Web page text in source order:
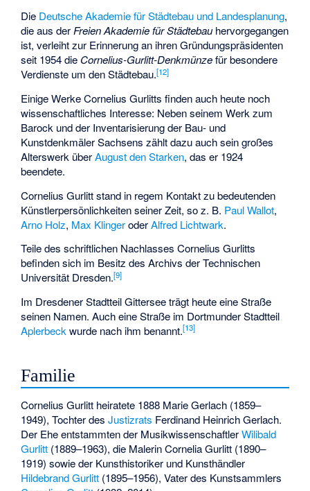
Die Deutsche Akademie für Städtebau und Landesplanung,
die aus derFreien Akademie für Städtebauhervorgegangen
ist, verleiht zur Erinnerung an ihren Gründungspräsidenten
seit 1954 die Cornelius-Gurlitt-Denkmünzefür besondere
Verdienste um den Städtebau.[12]
Einige Werke Cornelius Gurlitts finden auch heute noch
wissenschaftliches Interesse: Neben seinem Werk zum
Barock und der Inventarisierung der Bau- und
Kunstdenkmäler Sachsens zählt dazu auch sein großes
Alterswerk überAugust den Starken, das er 1924
beendete.
Cornelius Gurlitt stand in regem Kontakt zu bedeutenden
Künstlerpersönlichkeiten seiner Zeit, so z. B. Paul Wallot,
Arno Holz, Max KlingeroderAlfred Lichtwark.
Teile des schriftlichen Nachlasses Cornelius Gurlitts
befinden sich im Besitz des Archivs der Technischen
Universität Dresden.[9]
Im Dresdener Stadtteil Gittersee trägt heute eine Straße
seinen Namen. Auch eine Straße im Dortmunder Stadtteil
Aplerbeck wurde nach ihm benannt.[13]
Familie
Cornelius Gurlitt heiratete 1888 Marie Gerlach (1859–
1949), Tochter desJustizrats Ferdinand Heinrich Gerlach.
Der Ehe entstammten der MusikwissenschaftlerWilibald
Gurlitt (1889–1963), die MalerinCornelia Gurlitt (1890–
1919) sowie der Kunsthistoriker und Kunsthändler
Hildebrand Gurlitt (1895–1956), Vater des Kunstsammlers